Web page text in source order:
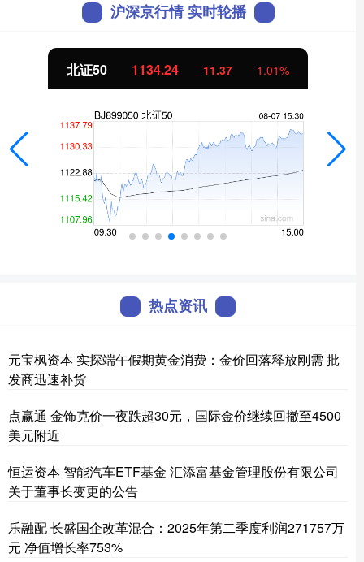
沪深京行情 实时轮播
北证50 1134.24 11.37 1.01%
热点资讯
元宝枫资本 实探端午假期黄金消费：金价回落释放刚需 批
发商迅速补货
点赢通 金饰克价一夜跌超30元，国际金价继续回撤至4500
美元附近
恒运资本 智能汽车ETF基金 汇添富基金管理股份有限公司
关于董事长变更的公告
乐融配 长盛国企改革混合：2025年第二季度利润271757万
元 净值增长率753%